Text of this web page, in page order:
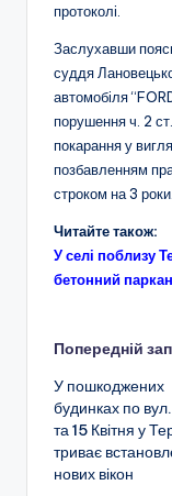
протоколі.
Заслухавши
суддя
автомобіля
порушення ч. 2
покарання у
позбавленням
строком на 3 роки.
Читайте також:
У селі поблизу
бетонний паркан
по
запису
Попередній
У пошкоджених
будинках по
та 15 Квітня у
триває
нових вікон